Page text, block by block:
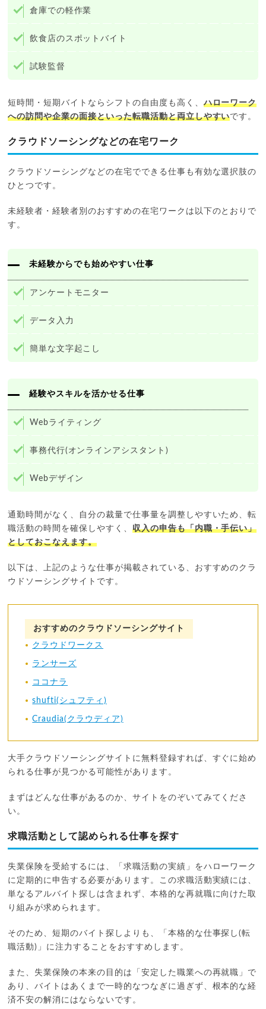
倉庫での軽作業
飲食店のスポットバイト
試験監督
短時間・短期バイトならシフトの自由度も高く、 ハローワーク
への訪問や企業の面接といった転職活動と両立しやすいです。
クラウドソーシングなどの在宅ワーク
クラウドソーシングなどの在宅でできる仕事も有効な選択肢の
ひとつです。
未経験者・経験者別のおすすめの在宅ワークは以下のとおりで
す。
未経験からでも始めやすい仕事
アンケートモニター
データ入力
簡単な文字起こし
経験やスキルを活かせる仕事
Webライティング
事務代行(オンラインアシスタント)
Webデザイン
通勤時間がなく、自分の裁量で仕事量を調整しやすいため、転
職活動の時間を確保しやすく、 収入の申告も「内職・手伝い」
としておこなえます。
以下は、上記のような仕事が掲載されている、おすすめのクラ
ウドソーシングサイトです。
おすすめのクラウドソーシングサイト
クラウドワークス
ランサーズ
ココナラ
shufti(シュフティ)
Craudia(クラウディア)
大手クラウドソーシングサイトに無料登録すれば、すぐに始め
られる仕事が見つかる可能性があります。
まずはどんな仕事があるのか、サイトをのぞいてみてくださ
い。
求職活動として認められる仕事を探す
失業保険を受給するには、「求職活動の実績」をハローワーク
に定期的に申告する必要があります。この求職活動実績には、
単なるアルバイト探しは含まれず、本格的な再就職に向けた取
り組みが求められます。
そのため、短期のバイト探しよりも、「本格的な仕事探し(転
職活動)」に注力することをおすすめします。
また、失業保険の本来の目的は「安定した職業への再就職」で
あり、バイトはあくまで一時的なつなぎに過ぎず、根本的な経
済不安の解消にはならないです。